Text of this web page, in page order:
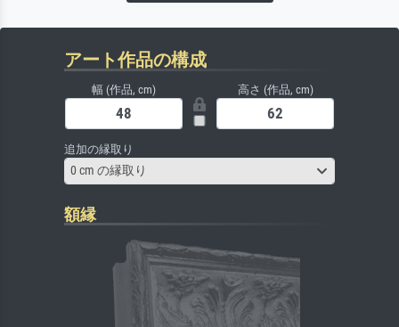
アート作品の構成
幅 (作品, cm) 高さ (作品, cm)
追加の縁取り
0 cm の縁取り
額縁